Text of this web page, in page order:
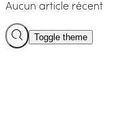
Aucun article récent
Toggle theme